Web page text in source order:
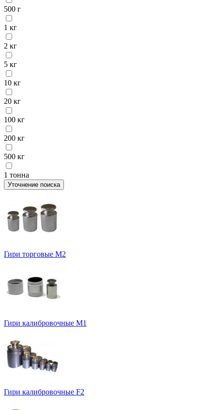
500 г
1 кг
2 кг
5 кг
10 кг
20 кг
100 кг
200 кг
500 кг
1 тонна
Уточнение поиска
Гири торговые М2
Гири калибровочные М1
Гири калибровочные F2